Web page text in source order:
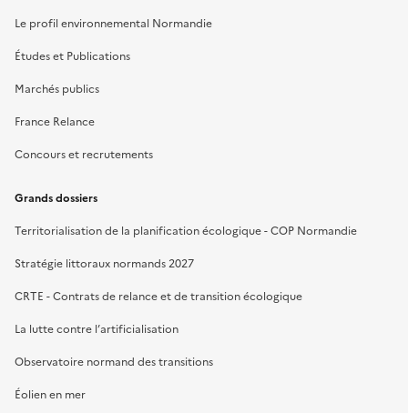
Le profil environnemental Normandie
Études et Publications
Marchés publics
France Relance
Concours et recrutements
Grands dossiers
Territorialisation de la planification écologique - COP Normandie
Stratégie littoraux normands 2027
CRTE - Contrats de relance et de transition écologique
La lutte contre l’artificialisation
Observatoire normand des transitions
Éolien en mer